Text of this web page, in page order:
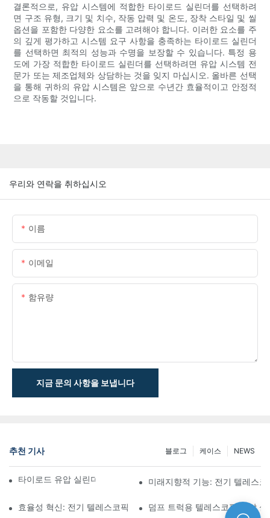
결론적으로, 유압 시스템에 적합한 타이로드 실린더를 선택하려
면 구조 유형, 크기 및 치수, 작동 압력 및 온도, 장착 스타일 및 씰
옵션을 포함한 다양한 요소를 고려해야 합니다. 이러한 요소를 주
의 깊게 평가하고 시스템 요구 사항을 충족하는 타이로드 실린더
를 선택하면 최적의 성능과 수명을 보장할 수 있습니다. 특정 용
도에 가장 적합한 타이로드 실린더를 선택하려면 유압 시스템 전
문가 또는 제조업체와 상담하는 것을 잊지 마십시오. 올바른 선택
을 통해 귀하의 유압 시스템은 앞으로 수년간 효율적이고 안정적
으로 작동할 것입니다.
우리와 연락을 취하십시오
이름
이메일
함유량
지금 문의 사항을 보냅니다
추천 기사 NEWS
케이스
블로그
타이로드 유압 실린더의 기능과 중요성 이해미래지향적 기능: 전기 텔레스
효율성 혁신: 전기 텔레스코픽 실린더덤프 트럭용 텔레스코픽 유압